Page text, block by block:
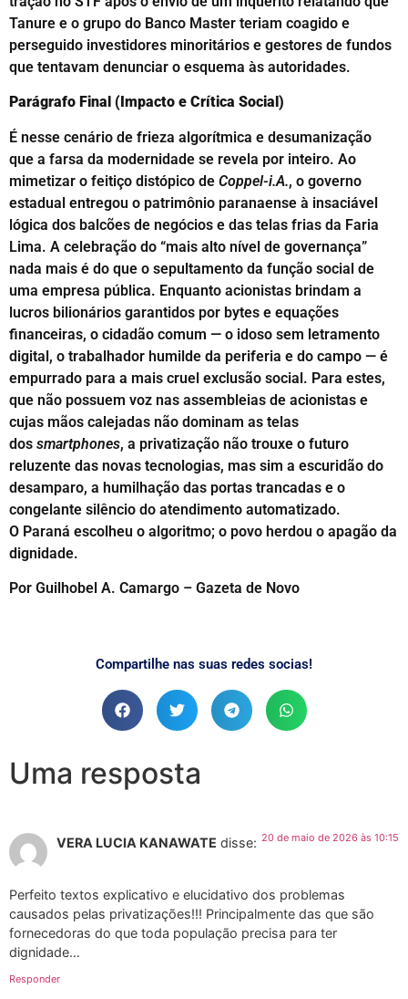
Tanure e o grupo do Banco Master teriam coagido e
perseguido investidores minoritários e gestores de fundos
que tentavam denunciar o esquema às autoridades.
Parágrafo Final (Impacto e Crítica Social)
É nesse cenário de frieza algorítmica e desumanização
que a farsa da modernidade se revela por inteiro. Ao
mimetizar o feitiço distópico de Coppel-i.A., o governo
estadual entregou o patrimônio paranaense à insaciável
lógica dos balcões de negócios e das telas frias da Faria
Lima. A celebração do “mais alto nível de governança”
nada mais é do que o sepultamento da função social de
uma empresa pública. Enquanto acionistas brindam a
lucros bilionários garantidos por bytes e equações
financeiras, o cidadão comum — o idoso sem letramento
digital, o trabalhador humilde da periferia e do campo — é
empurrado para a mais cruel exclusão social. Para estes,
que não possuem voz nas assembleias de acionistas e
cujas mãos calejadas não dominam as telas
dos smartphones, a privatização não trouxe o futuro
reluzente das novas tecnologias, mas sim a escuridão do
desamparo, a humilhação das portas trancadas e o
congelante silêncio do atendimento automatizado.
O Paraná escolheu o algoritmo; o povo herdou o apagão da
dignidade.
Por Guilhobel A. Camargo – Gazeta de Novo
Compartilhe nas suas redes socias!
Uma resposta
VERA LUCIA KANAWATE disse: 20 de maio de 2026 às 10:15
Perfeito textos explicativo e elucidativo dos problemas
causados pelas privatizações!!! Principalmente das que são
fornecedoras do que toda população precisa para ter
dignidade…
Responder